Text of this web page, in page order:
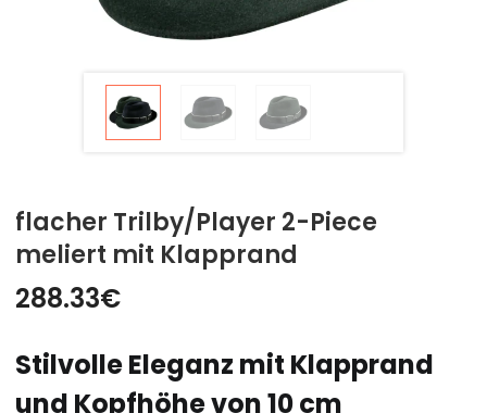
flacher Trilby/Player 2-Piece
meliert mit Klapprand
288.33€
Stilvolle Eleganz mit Klapprand
und Kopfhöhe von 10 cm